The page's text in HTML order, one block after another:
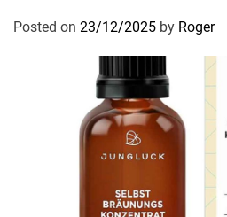
Posted on 23/12/2025 by Roger